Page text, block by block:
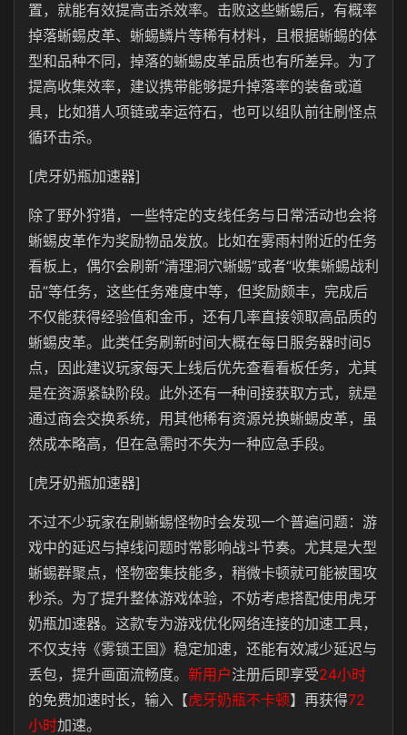
置，就能有效提高击杀效率。击败这些蜥蜴后，有概率
掉落蜥蜴皮革、蜥蜴鳞片等稀有材料，且根据蜥蜴的体
型和品种不同，掉落的蜥蜴皮革品质也有所差异。为了
提高收集效率，建议携带能够提升掉落率的装备或道
具，比如猎人项链或幸运符石，也可以组队前往刷怪点
循环击杀。
[虎牙奶瓶加速器]
除了野外狩猎，一些特定的支线任务与日常活动也会将
蜥蜴皮革作为奖励物品发放。比如在雾雨村附近的任务
看板上，偶尔会刷新“清理洞穴蜥蜴”或者“收集蜥蜴战利
品”等任务，这些任务难度中等，但奖励颇丰，完成后
不仅能获得经验值和金币，还有几率直接领取高品质的
蜥蜴皮革。此类任务刷新时间大概在每日服务器时间5
点，因此建议玩家每天上线后优先查看看板任务，尤其
是在资源紧缺阶段。此外还有一种间接获取方式，就是
通过商会交换系统，用其他稀有资源兑换蜥蜴皮革，虽
然成本略高，但在急需时不失为一种应急手段。
[虎牙奶瓶加速器]
不过不少玩家在刷蜥蜴怪物时会发现一个普遍问题：游
戏中的延迟与掉线问题时常影响战斗节奏。尤其是大型
蜥蜴群聚点，怪物密集技能多，稍微卡顿就可能被围攻
秒杀。为了提升整体游戏体验，不妨考虑搭配使用虎牙
奶瓶加速器。这款专为游戏优化网络连接的加速工具，
不仅支持《雾锁王国》稳定加速，还能有效减少延迟与
丢包，提升画面流畅度。 新用户注册后即享受24小时
的免费加速时长，输入【虎牙奶瓶不卡顿】再获得72
小时加速。